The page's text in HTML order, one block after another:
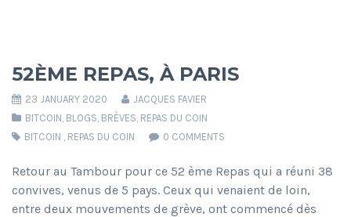
52ÈME REPAS, À PARIS
23 JANUARY 2020
JACQUES FAVIER
BITCOIN, BLOGS, BRÈVES, REPAS DU COIN
BITCOIN , REPAS DU COIN 0 COMMENTS
Retour au Tambour pour ce 52 ème Repas qui a réuni 38
convives, venus de 5 pays. Ceux qui venaient de loin,
entre deux mouvements de grève, ont commencé dès